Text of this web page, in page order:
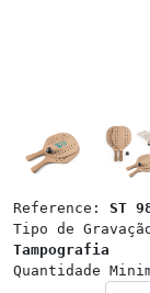
Reference: ST
Tipo de
Tampografia
Quantidade